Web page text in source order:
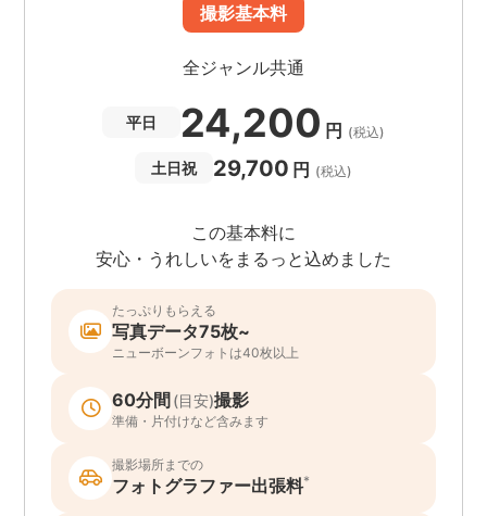
撮影基本料
全ジャンル共通
平日 24,200 円 (税込)
土日祝 29,700 円 (税込)
この基本料に
安心・うれしいをまるっと込めました
たっぷりもらえる
写真データ75枚~
ニューボーンフォトは40枚以上
60分間 (目安)撮影
準備・片付けなど含みます
撮影場所までの
フォトグラファー出張料*